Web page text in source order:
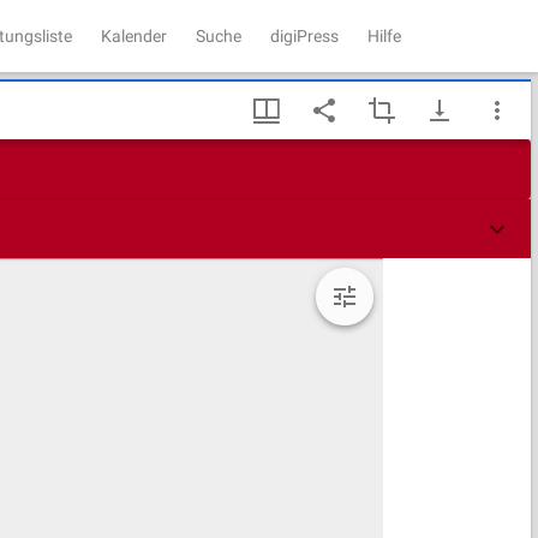
Kalender Suche digiPress Hilfe